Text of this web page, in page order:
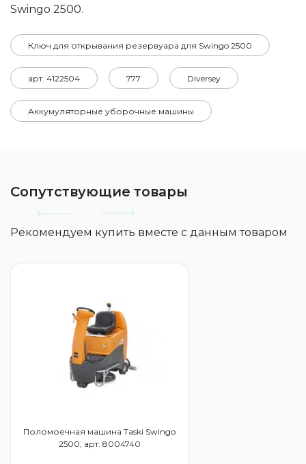
Swingo 2500.
Ключ для открывания резервуара для Swingo 2500
арт. 4122504 777 Diversey
Аккумуляторные уборочные машины
Сопутствующие товары
Рекомендуем купить вместе с данным товаром
Поломоечная машина Taski Swingo
2500, арт. 8004740